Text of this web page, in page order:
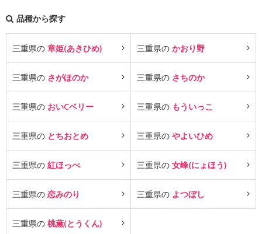
品種から探す
三重県の 章姫(あきひめ) 三重県の かおり野
三重県の さがほのか 三重県の さちのか
三重県の おいCベリー 三重県の もういっこ
三重県の とちおとめ 三重県の やよいひめ
三重県の 紅ほっぺ 三重県の 女峰(にょほう)
三重県の 恋みのり 三重県の よつぼし
三重県の 桃薫(とうくん)